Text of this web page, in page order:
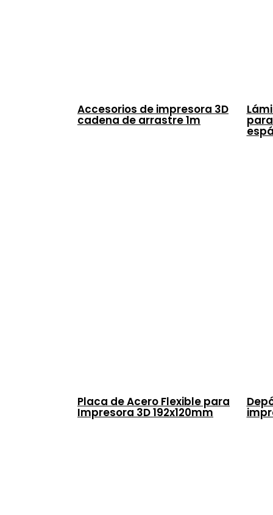
Accesorios de impresora 3D
cadena de arrastre 1m
Placa de Acero Flexible para
Impresora 3D 192x120mm